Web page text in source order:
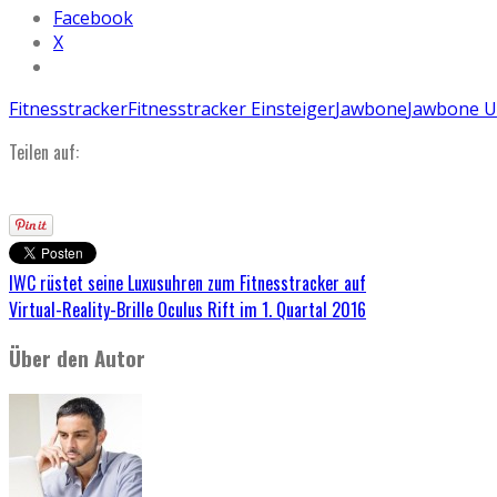
Facebook
X
FitnesstrackerFitnesstracker EinsteigerJawboneJawbone
Teilen auf:
IWC rüstet seine Luxusuhren zum Fitnesstracker auf
Virtual-Reality-Brille Oculus Rift im 1. Quartal 2016
Über den Autor